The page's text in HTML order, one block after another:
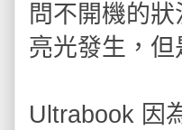
問不開機的
亮光發生，
Ultrabook 因